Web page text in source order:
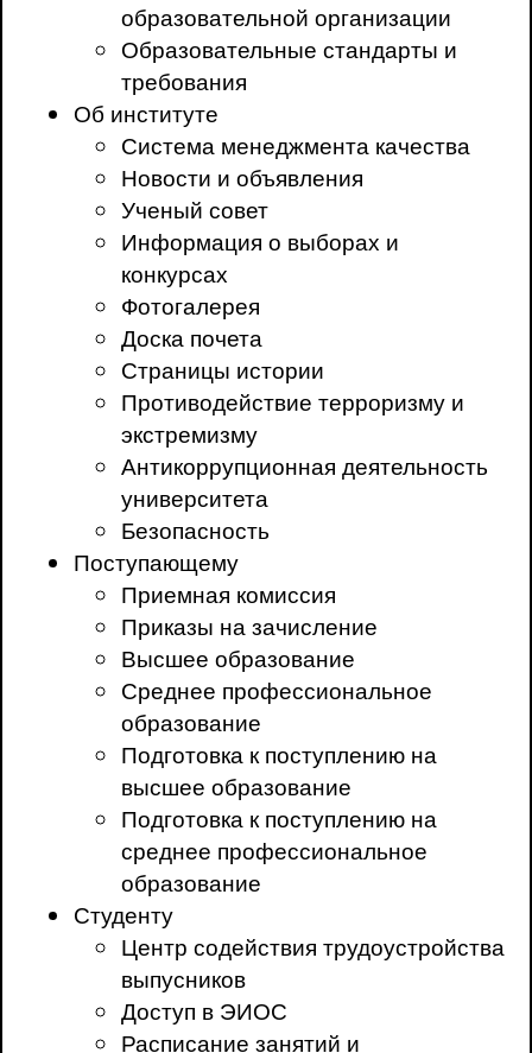
образовательной организации
Образовательные стандарты и
требования
Об институте
Система менеджмента качества
Новости и объявления
Ученый совет
Информация о выборах и
конкурсах
Фотогалерея
Доска почета
Страницы истории
Противодействие терроризму и
экстремизму
Антикоррупционная деятельность
университета
Безопасность
Поступающему
Приемная комиссия
Приказы на зачисление
Высшее образование
Среднее профессиональное
образование
Подготовка к поступлению на
высшее образование
Подготовка к поступлению на
среднее профессиональное
образование
Студенту
Центр содействия трудоустройства
выпусников
Доступ в ЭИОС
Расписание занятий и